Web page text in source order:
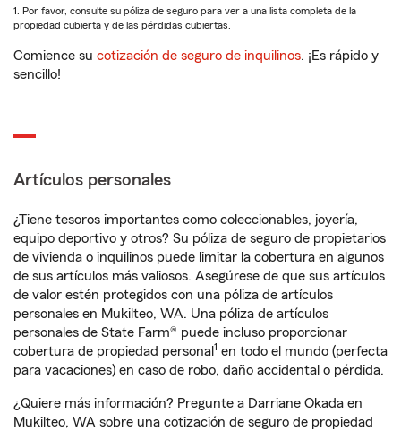
1. Por favor, consulte su póliza de seguro para ver a una lista completa de la
propiedad cubierta y de las pérdidas cubiertas.
Comience su cotización de seguro de inquilinos. ¡Es rápido y
sencillo!
Artículos personales
¿Tiene tesoros importantes como coleccionables, joyería,
equipo deportivo y otros? Su póliza de seguro de propietarios
de vivienda o inquilinos puede limitar la cobertura en algunos
de sus artículos más valiosos. Asegúrese de que sus artículos
de valor estén protegidos con una póliza de artículos
personales en Mukilteo, WA. Una póliza de artículos
personales de State Farm® puede incluso proporcionar
cobertura de propiedad personal 1 en todo el mundo (perfecta
para vacaciones) en caso de robo, daño accidental o pérdida.
¿Quiere más información? Pregunte a Darriane Okada en
Mukilteo, WA sobre una cotización de seguro de propiedad